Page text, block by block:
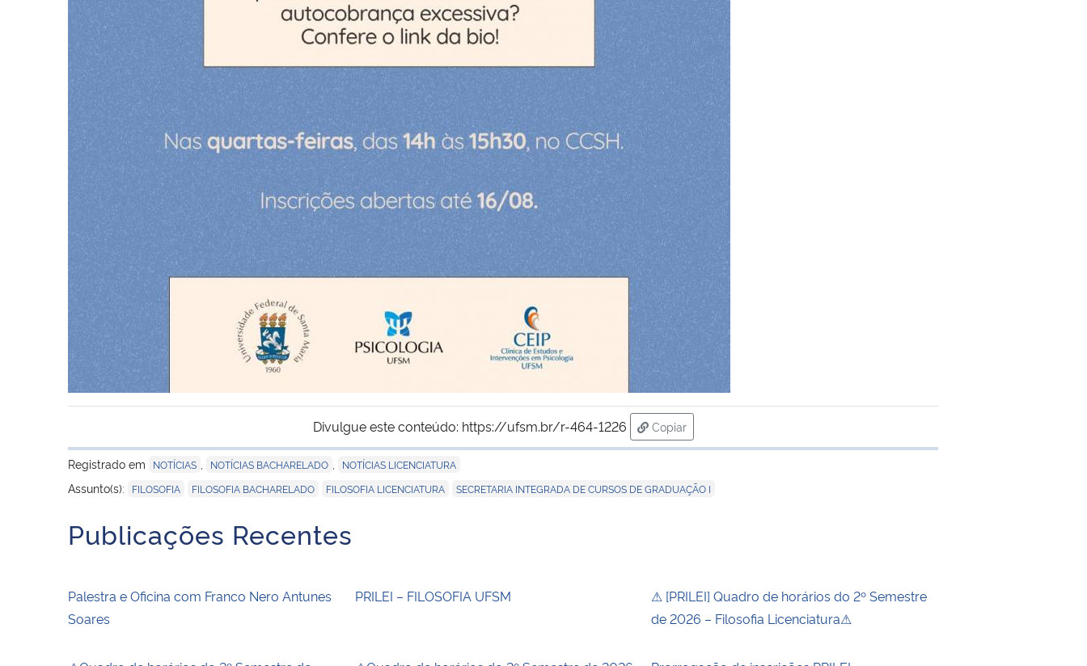
Divulgue este conteúdo: https://ufsm.br/r-464-1226
Copiar
para área de transferência
Registrado em
NOTÍCIAS NOTÍCIAS BACHARELADO NOTÍCIAS LICENCIATURA
Assunto(s): FILOSOFIA FILOSOFIA BACHARELADO FILOSOFIA LICENCIATURA SECRETARIA INTEGRADA DE CURSOS DE GRADUAÇÃO I
Publicações Recentes
Palestra e Oficina com Franco Nero Antunes
Soares
PRILEI – FILOSOFIA UFSM
⚠ [PRILEI] Quadro de horários do 2º Semestre
de 2026 – Filosofia Licenciatura⚠